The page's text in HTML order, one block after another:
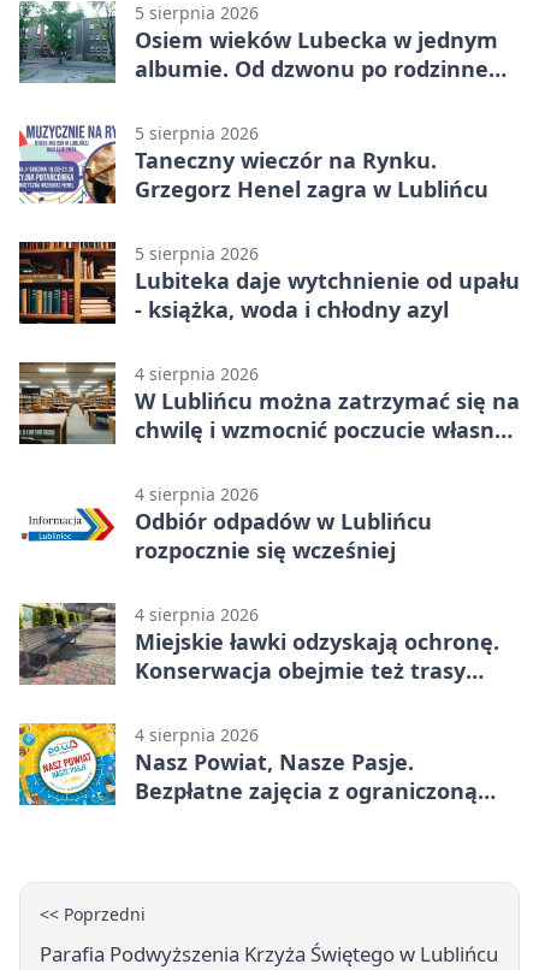
5 sierpnia 2026
Osiem wieków Lubecka w jednym
albumie. Od dzwonu po rodzinne
5 sierpnia 2026
Taneczny wieczór na Rynku.
Grzegorz Henel zagra w Lublińcu
5 sierpnia 2026
Lubiteka daje wytchnienie od upału
- książka, woda i chłodny azyl
4 sierpnia 2026
W Lublińcu można zatrzymać się na
chwilę i wzmocnić poczucie własnej
4 sierpnia 2026
Odbiór odpadów w Lublińcu
rozpocznie się wcześniej
4 sierpnia 2026
Miejskie ławki odzyskają ochronę.
Konserwacja obejmie też trasy
4 sierpnia 2026
Nasz Powiat, Nasze Pasje.
Bezpłatne zajęcia z ograniczoną
<< Poprzedni
Parafia Podwyższenia Krzyża Świętego w Lublińcu